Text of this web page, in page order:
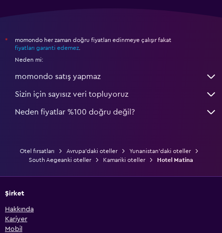
*
momondo her zaman doğru fiyatları edinmeye çalışır fakat
fiyatları garanti edemez
Neden mi:
momondo satış yapmaz
Sizin için sayısız veri topluyoruz
Neden fiyatlar %100 doğru değil?
Otel fırsatları Avrupa'daki oteller
Yunanistan'daki oteller
South Aegeanki oteller
Kamariki oteller Hotel Matina
Şirket
Hakkında
Kariyer
Mobil